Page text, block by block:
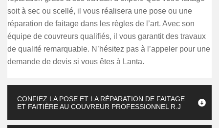
soit à sec ou scellé, il vous réalisera une pose ou une
réparation de faitage dans les règles de l’art. Avec son
équipe de couvreurs qualifiés, il vous garantit des travaux
de qualité remarquable. N’hésitez pas à l’appeler pour une
demande de devis si vous êtes à Lanta.
CONFIEZ LA POSE ET LA RÉPARATION DE FAITAGE
ET FAITIÈRE AU COUVREUR PROFESSIONNEL R.J